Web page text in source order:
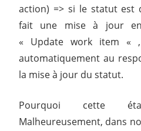
action) => si le statut est
fait une mise à jour
« Update work item «
automatiquement au
la mise à jour du statut.
Pourquoi cette
Malheureusement, dans